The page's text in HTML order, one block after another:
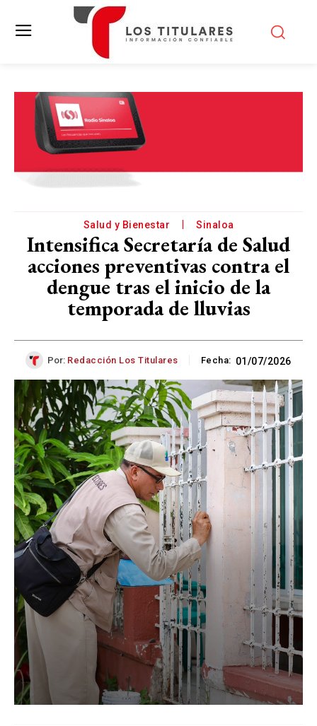
Salud y Bienestar Sinaloa
Intensifica Secretaría de Salud
acciones preventivas contra el
dengue tras el inicio de la
temporada de lluvias
Por: Redacción Los Titulares Fecha: 01/07/2026